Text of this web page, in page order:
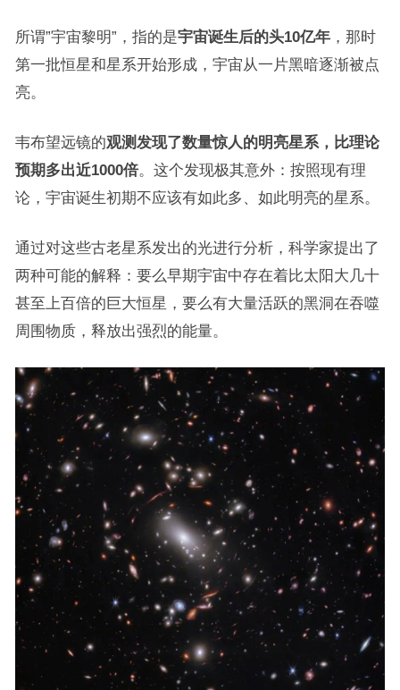
所谓”宇宙黎明”，指的是宇宙诞生后的头10亿年，那时
第一批恒星和星系开始形成，宇宙从一片黑暗逐渐被点
亮。
韦布望远镜的观测发现了数量惊人的明亮星系，比理论
预期多出近1000倍。这个发现极其意外：按照现有理
论，宇宙诞生初期不应该有如此多、如此明亮的星系。
通过对这些古老星系发出的光进行分析，科学家提出了
两种可能的解释：要么早期宇宙中存在着比太阳大几十
甚至上百倍的巨大恒星，要么有大量活跃的黑洞在吞噬
周围物质，释放出强烈的能量。